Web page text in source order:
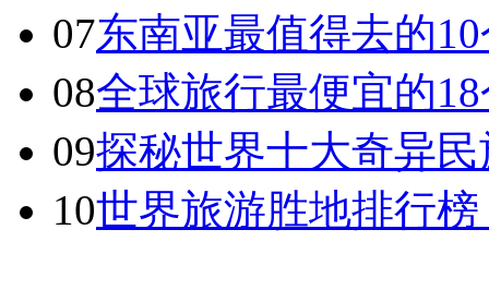
07东南亚最值得去的
08全球旅行最便宜的
09探秘世界十大奇异
10世界旅游胜地排行